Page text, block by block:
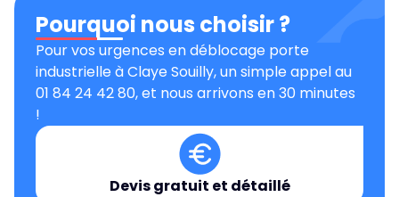
Pourquoi nous choisir ?
Pour vos urgences en déblocage porte
industrielle à Claye Souilly, un simple appel au
01 84 24 42 80, et nous arrivons en 30 minutes
!
Devis gratuit et détaillé